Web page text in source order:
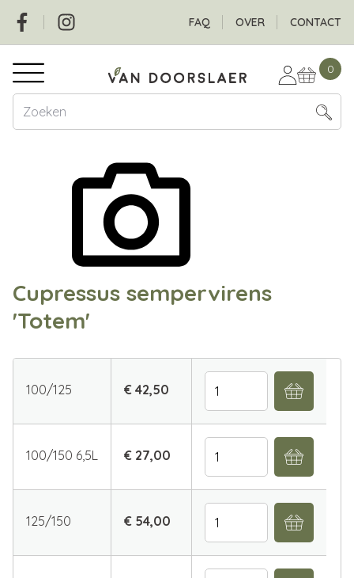
Overslaan
naar
de
inhoud
gaan
Social Header
FAQ OVER CONTACT
Hoofdnavigatie 0
Cupressus sempervirens
'Totem'
100/125 € 42,50
100/150 6,5L € 27,00
125/150 € 54,00